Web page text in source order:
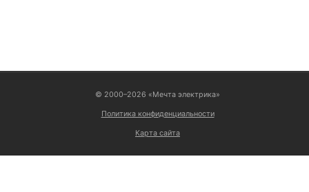
© 2000–2026 «Мечта электрика»
Политика конфиденциальности
Карта сайта